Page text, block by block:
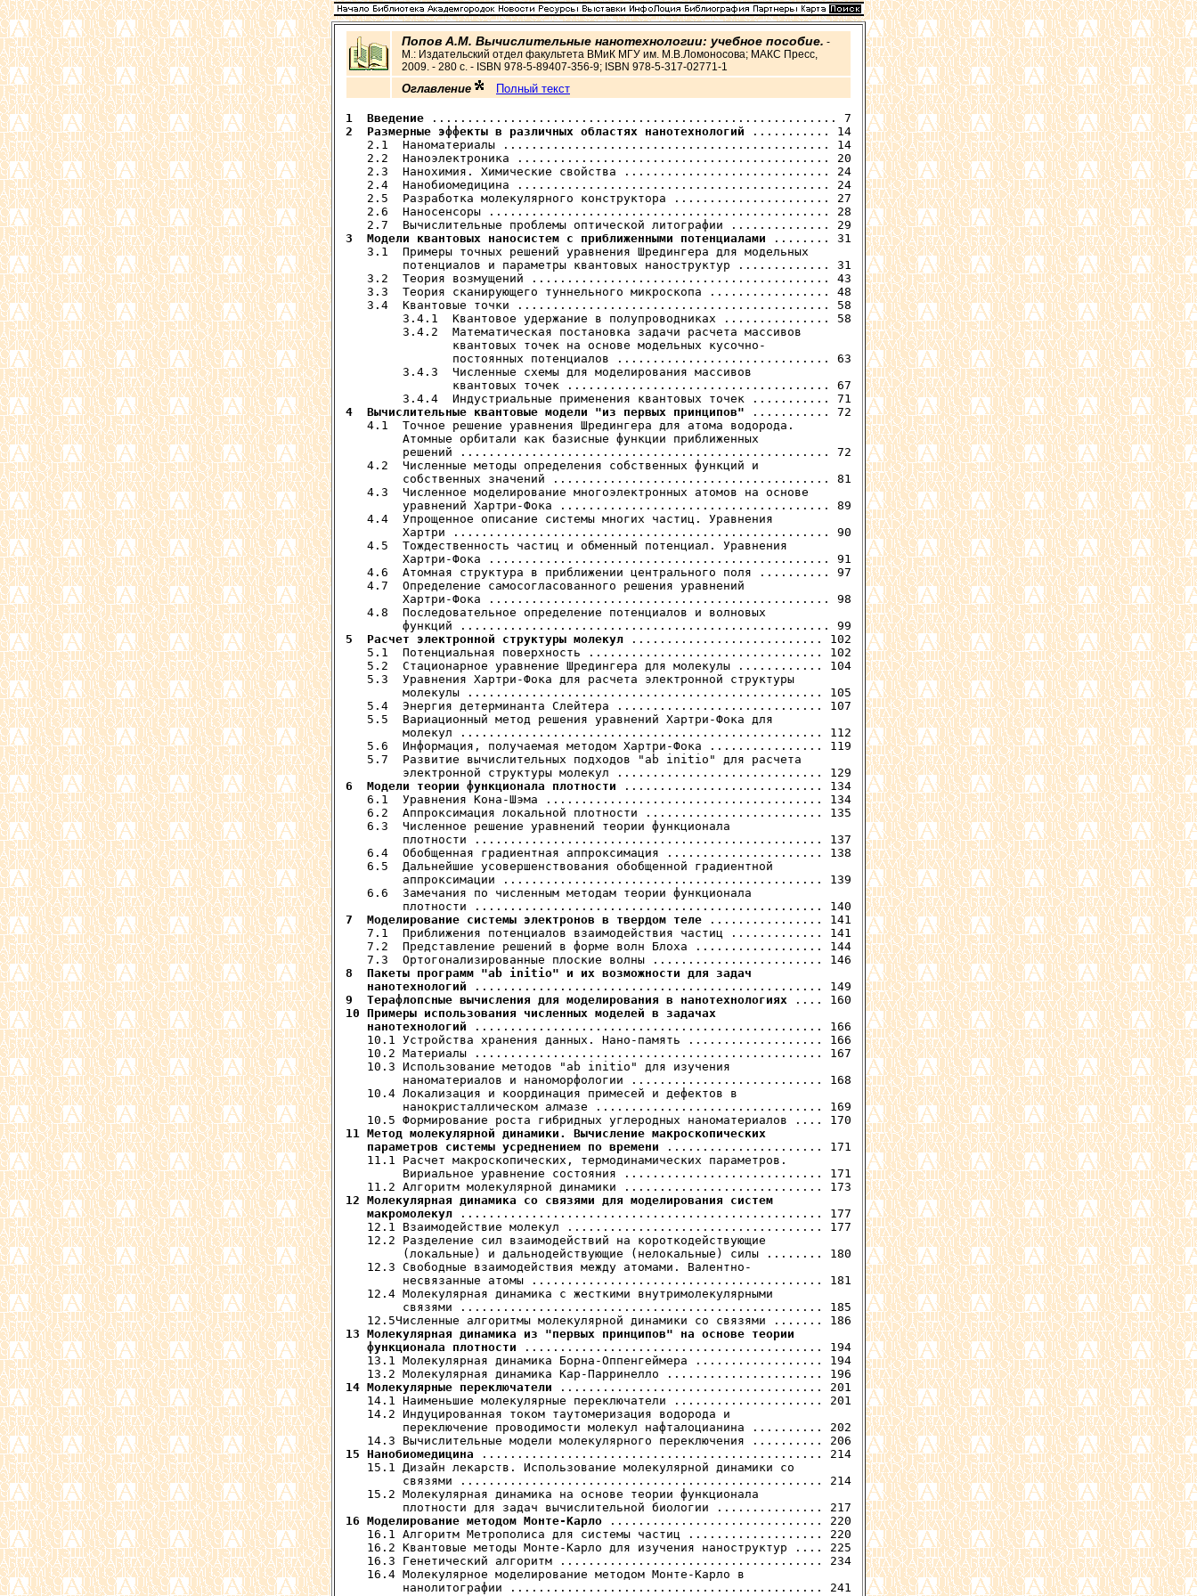
Попов А.М. Вычислительные нанотехнологии: учебное пособие. -
M.: Издательский отдел факультета ВМиК МГУ им. М.В.Ломоносова; МАКС Пресс,
2009. - 280 с. - ISBN 978-5-89407-356-9; ISBN 978-5-317-02771-1
Оглавление Полный текст
1  Введение
2  Размерные эффекты в различных областях нанотехнологий ........... 14
   2.1  Наноматериалы .............................................. 14
   2.2  Наноэлектроника ............................................ 20
   2.3  Нанохимия. Химические свойства ............................. 24
   2.4  Нанобиомедицина ............................................ 24
   2.5  Разработка молекулярного конструктора ...................... 27
   2.6  Наносенсоры ................................................ 28
3  Модели квантовых наносистем с приближенными потенциалами ........ 31
   3.1  Примеры точных решений уравнения Шредингера для модельных
        потенциалов и параметры квантовых наноструктур ............. 31
   3.2  Теория возмущений .......................................... 43
   3.3  Теория сканирующего туннельного микроскопа ................. 48
   3.4  Квантовые точки ............................................ 58
        3.4.1  Квантовое удержание в полупроводниках ............... 58
        3.4.2  Математическая постановка задачи расчета массивов
               квантовых точек на основе модельных кусочно-
               постоянных потенциалов .............................. 63
        3.4.3  Численные схемы для моделирования массивов
               квантовых точек ..................................... 67
4  Вычислительные квантовые модели "из первых принципов" ........... 72
   4.1  Точное решение уравнения Шредингера для атома водорода.
        Атомные орбитали как базисные функции приближенных
        решений .................................................... 72
   4.2  Численные методы определения собственных функций и
        собственных значений ....................................... 81
   4.3  Численное моделирование многоэлектронных атомов на основе
        уравнений Хартри-Фока ...................................... 89
   4.4  Упрощенное описание системы многих частиц. Уравнения
        Хартри ..................................................... 90
   4.5  Тождественность частиц и обменный потенциал. Уравнения
        Хартри-Фока ................................................ 91
   4.6  Атомная структура в приближении центрального поля .......... 97
   4.7  Определение самосогласованного решения уравнений
        Хартри-Фока ................................................ 98
   4.8  Последовательное определение потенциалов и волновых
5  Расчет электронной структуры молекул ........................... 102
   5.1  Потенциальная поверхность ................................. 102
   5.2  Стационарное уравнение Шредингера для молекулы ............ 104
   5.3  Уравнения Хартри-Фока для расчета электронной структуры
        молекулы .................................................. 105
   5.4  Энергия детерминанта Слейтера ............................. 107
   5.5  Вариационный метод решения уравнений Хартри-Фока для
        молекул ................................................... 112
   5.6  Информация, получаемая методом Хартри-Фока ................ 119
   5.7  Развитие вычислительных подходов "ab initio" для расчета
6  Модели теории функционала плотности ............................ 134
   6.1  Уравнения Кона-Шэма ....................................... 134
   6.2  Аппроксимация локальной плотности ......................... 135
   6.3  Численное решение уравнений теории функционала
        плотности ................................................. 137
   6.4  Обобщенная градиентная аппроксимация ...................... 138
   6.5  Дальнейшие усовершенствования обобщенной градиентной
        аппроксимации ............................................. 139
   6.6  Замечания по численным методам теории функционала
7  Моделирование системы электронов в твердом теле ................ 141
   7.1  Приближения потенциалов взаимодействия частиц ............. 141
   7.2  Представление решений в форме волн Блоха .................. 144
8  Пакеты программ "ab initio" и их возможности для задач
   нанотехнологий
9  Терафлопсные вычисления для моделирования в нанотехнологиях
10 Примеры использования численных моделей в задачах
   нанотехнологий
................................................. 166
   10.1 Устройства хранения данных. Нано-память ................... 166
   10.2 Материалы ................................................. 167
   10.3 Использование методов "ab initio" для изучения
        наноматериалов и наноморфологии ........................... 168
   10.4 Локализация и координация примесей и дефектов в
        нанокристаллическом алмазе ................................ 169
11 Метод молекулярной динамики. Вычисление макроскопических
   параметров системы усреднением по времени
...................... 171
   11.1 Расчет макроскопических, термодинамических параметров.
        Вириальное уравнение состояния ............................ 171
12 Молекулярная динамика со связями для моделирования систем
   макромолекул
................................................... 177
   12.1 Взаимодействие молекул .................................... 177
   12.2 Разделение сил взаимодействий на короткодействующие
        (локальные) и дальнодействующие (нелокальные) силы ........ 180
   12.3 Свободные взаимодействия между атомами. Валентно-
        несвязанные атомы ......................................... 181
   12.4 Молекулярная динамика с жесткими внутримолекулярными
        связями ................................................... 185
13 Молекулярная динамика из "первых принципов" на основе теории
   функционала плотности
.......................................... 194
   13.1 Молекулярная динамика Борна-Оппенгеймера .................. 194
14 Молекулярные переключатели ..................................... 201
   14.1 Наименьшие молекулярные переключатели ..................... 201
   14.2 Индуцированная током таутомеризация водорода и
        переключение проводимости молекул нафталоцианина .......... 202
15 Нанобиомедицина ................................................ 214
   15.1 Дизайн лекарств. Использование молекулярной динамики со
        связями ................................................... 214
   15.2 Молекулярная динамика на основе теории функционала
16 Моделирование методом Монте-Карло .............................. 220
   16.1 Алгоритм Метрополиса для системы частиц ................... 220
   16.2 Квантовые методы Монте-Карло для изучения наноструктур .... 225
   16.3 Генетический алгоритм ..................................... 234
   16.4 Молекулярное моделирование методом Монте-Карло в